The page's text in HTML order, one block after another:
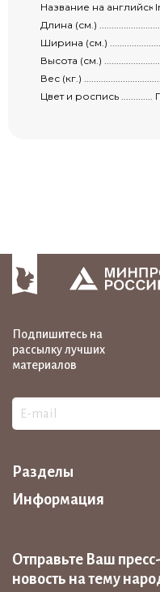
Название на английском
Длина (см.)
Ширина (см.)
Высота (см.)
Вес (кг.)
Цвет и роспись
Подпишитесь на
рассылку лучших
материалов
Разделы
Информация
Отправьте Ваш
новость на тему